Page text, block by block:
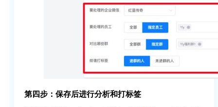
第四步：保存后进行分析和打标签